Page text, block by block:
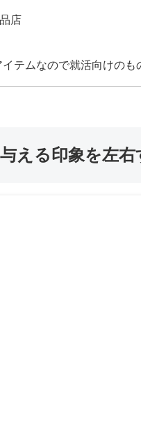
店
テムなので就活向けのも
える印象を左右